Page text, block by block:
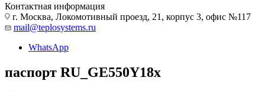
Контактная информация
г. Москва, Локомотивный проезд, 21, корпус 3, офис №117
mail@teplosystems.ru
WhatsApp
паспорт RU_GE550Y18x